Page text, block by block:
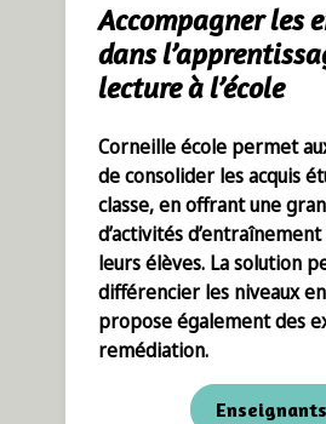
Accompagner les
dans
lecture à l’école
Corneille école permet
de consolider les acquis
classe, en offrant une
d’activités
leurs élèves. La solution
différencier les niveaux
propose également des
remédiation.
Enseignants